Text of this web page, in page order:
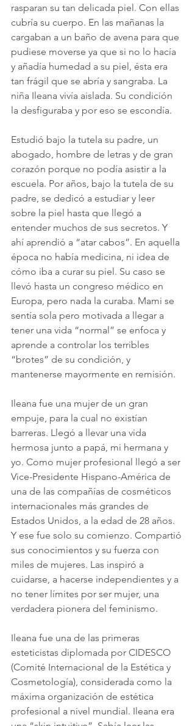
rasparan su tan delicada piel. Con ellas
cubría su cuerpo. En las mañanas la
cargaban a un baño de avena para que
pudiese moverse ya que si no lo hacía
y añadía humedad a su piel, ésta era
tan frágil que se abría y sangraba. La
niña Ileana vivía aislada. Su condición
la desfiguraba y por eso se escondía.
Estudió bajo la tutela su padre, un
abogado, hombre de letras y de gran
corazón porque no podía asistir a la
escuela. Por años, bajo la tutela de su
padre, se dedicó a estudiar y leer
sobre la piel hasta que llegó a
entender muchos de sus secretos. Y
ahí aprendió a “atar cabos”. En aquella
época no había medicina, ni idea de
cómo iba a curar su piel. Su caso se
llevó hasta un congreso médico en
Europa, pero nada la curaba. Mami se
sentía sola pero motivada a llegar a
tener una vida “normal” se enfoca y
aprende a controlar los terribles
“brotes” de su condición, y
mantenerse mayormente en remisión.
Ileana fue una mujer de un gran
empuje, para la cual no existían
barreras. Llegó a llevar una vida
hermosa junto a papá, mi hermana y
yo. Como mujer profesional llegó a ser
Vice-Presidente Hispano-América de
una de las compañías de cosméticos
internacionales más grandes de
Estados Unidos, a la edad de 28 años.
Y ese fue solo su comienzo. Compartió
sus conocimientos y su fuerza con
miles de mujeres. Las inspiró a
cuidarse, a hacerse independientes y a
no tener límites por ser mujer, una
verdadera pionera del feminismo.
Ileana fue una de las primeras
esteticistas diplomada por CIDESCO
(Comité Internacional de la Estética y
Cosmetología), considerada como la
máxima organización de estética
profesional a nivel mundial. Ileana era